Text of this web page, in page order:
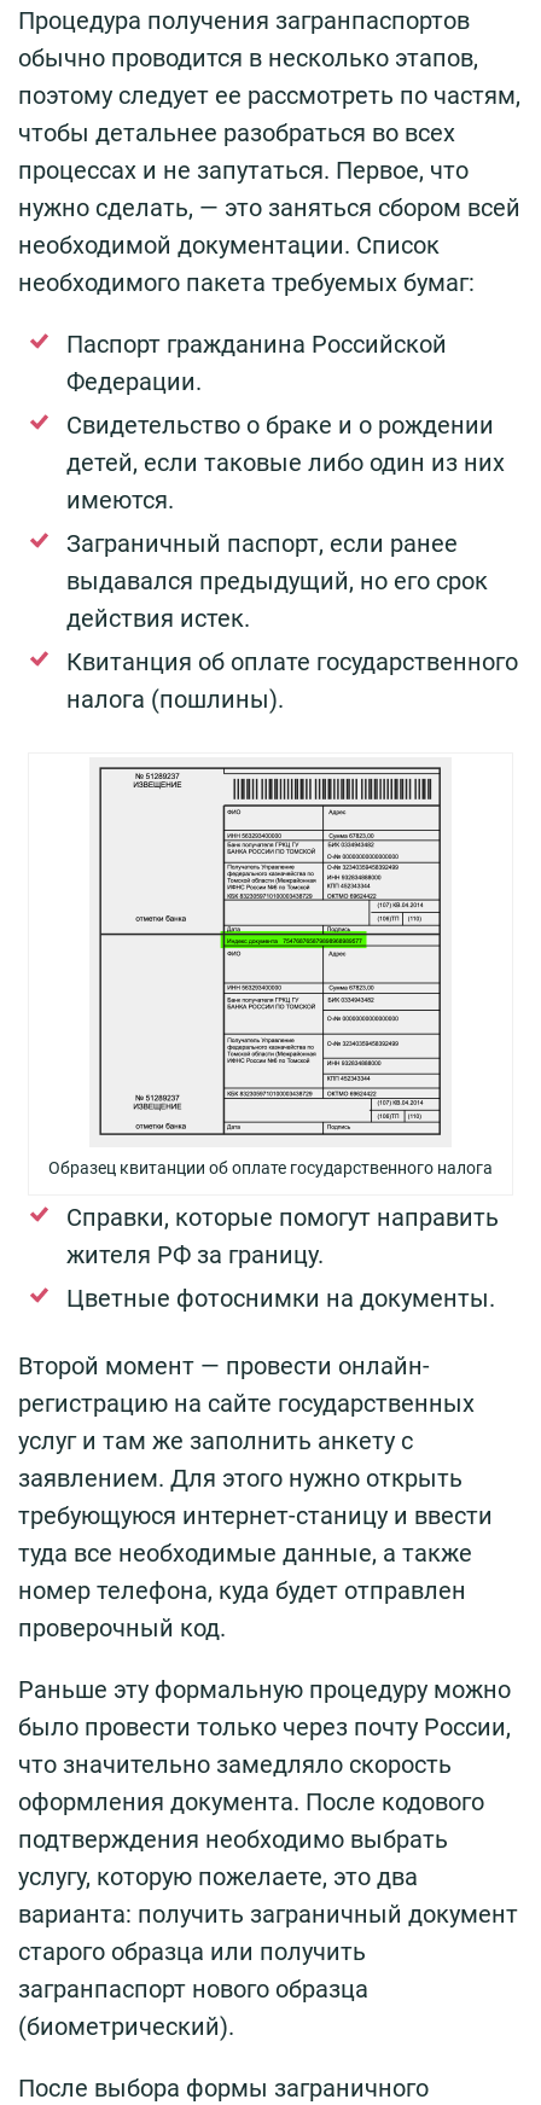
Процедура получения загранпаспортов
обычно проводится в несколько этапов,
поэтому следует ее рассмотреть по частям,
чтобы детальнее разобраться во всех
процессах и не запутаться. Первое, что
нужно сделать, — это заняться сбором всей
необходимой документации. Список
необходимого пакета требуемых бумаг:
Паспорт гражданина Российской
Федерации.
Свидетельство о браке и о рождении
детей, если таковые либо один из них
имеются.
Заграничный паспорт, если ранее
выдавался предыдущий, но его срок
действия истек.
Квитанция об оплате государственного
налога (пошлины).
Образец квитанции об оплате государственного налога
Справки, которые помогут направить
жителя РФ за границу.
Цветные фотоснимки на документы.
Второй момент — провести онлайн-
регистрацию на сайте государственных
услуг и там же заполнить анкету с
заявлением. Для этого нужно открыть
требующуюся интернет-станицу и ввести
туда все необходимые данные, а также
номер телефона, куда будет отправлен
проверочный код.
Раньше эту формальную процедуру можно
было провести только через почту России,
что значительно замедляло скорость
оформления документа. После кодового
подтверждения необходимо выбрать
услугу, которую пожелаете, это два
варианта: получить заграничный документ
старого образца или получить
загранпаспорт нового образца
(биометрический).
После выбора формы заграничного